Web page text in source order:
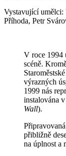
Vystavující umělci:
Příhoda, Petr
V roce 1994
scéně.
výrazných
1999 nás
instalována
Wall).
přibližně
na úplnost a